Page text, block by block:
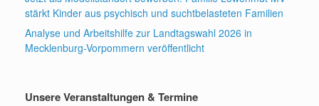
stärkt Kinder aus psychisch und suchtbelasteten Familien
Analyse und Arbeitshilfe zur Landtagswahl 2026 in
Mecklenburg-Vorpommern veröffentlicht
Unsere Veranstaltungen & Termine